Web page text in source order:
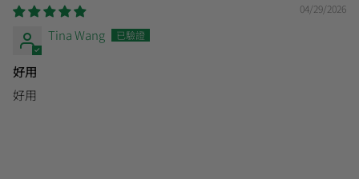
04/29/2026
Tina Wang
好用
好用